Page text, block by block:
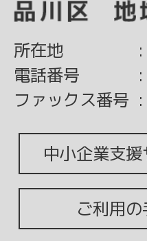
所在地 :
電話番号
:
ファックス番号 :
中小企業支
ご利用